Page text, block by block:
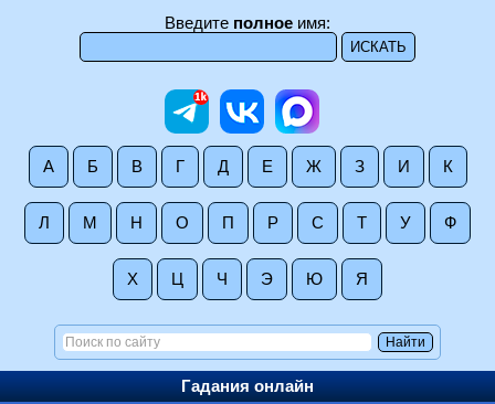
Введите полное имя:
А Б В Г Д Е Ж З И К
Л М Н О П Р С Т У Ф
Х Ц Ч Э Ю Я
Гадания онлайн